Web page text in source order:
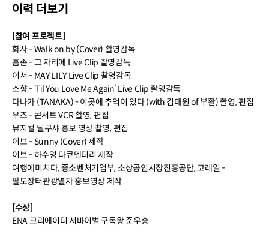
이력 더보기
[참여 프로젝트]
화사 - Walk on by (Cover) 촬영감독
홈존 - 그 자리에 Live Clip 촬영감독
이서 - MAY LILY Live Clip 촬영감독
소향 - ‘Til You Love Me Again’ Live Clip 촬영감독
다나카 (TANAKA) - 이곳에 추억이 있다 (with 김태원 of 부활) 촬영, 편집
우즈 - 콘서트 VCR 촬영, 편집
뮤지컬 딜쿠샤 홍보 영상 촬영, 편집
이브 - Sunny (Cover) 제작
이브 - 하수영 다큐멘터리 제작
여행에미치다, 중소벤처기업부, 소상공인시장진흥공단, 코레일 -
팔도장터관광열차 홍보영상 제작
[수상]
ENA 크리에이터 서바이벌 구독왕 준우승